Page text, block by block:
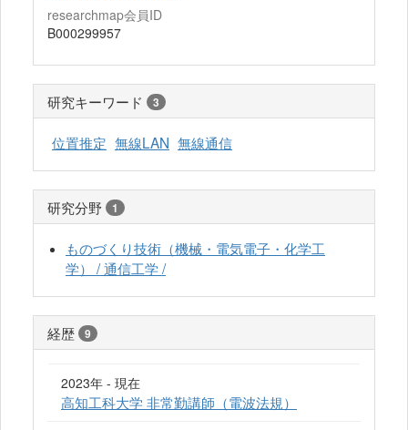
researchmap会員ID
B000299957
研究キーワード 3
位置推定 無線LAN 無線通信
研究分野 1
ものづくり技術（機械・電気電子・化学工
学） / 通信工学 /
経歴 9
2023年 - 現在
高知工科大学 非常勤講師（電波法規）